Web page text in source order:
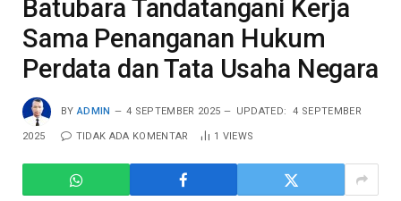
Batubara Tandatangani Kerja
Sama Penanganan Hukum
Perdata dan Tata Usaha Negara
BY ADMIN 4 SEPTEMBER 2025 UPDATED: 4 SEPTEMBER
2025 TIDAK ADA KOMENTAR 1 VIEWS